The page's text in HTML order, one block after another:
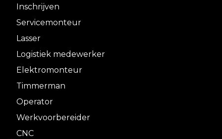
Inschrijven
Servicemonteur
Lasser
Logistiek medewerker
Elektromonteur
Timmerman
Operator
Werkvoorbereider
CNC